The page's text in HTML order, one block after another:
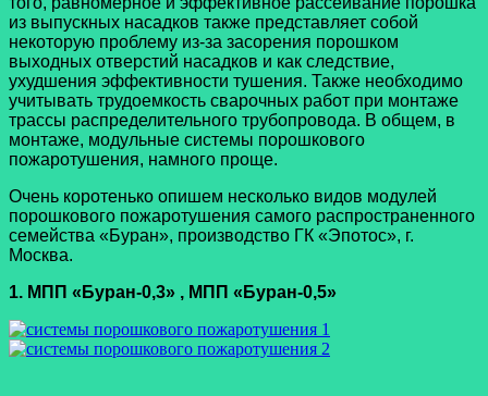
из выпускных насадков также представляет собой
некоторую проблему из-за засорения порошком
выходных отверстий насадков и как следствие,
ухудшения эффективности тушения. Также необходимо
учитывать трудоемкость сварочных работ при монтаже
трассы распределительного трубопровода. В общем, в
монтаже, модульные системы порошкового
пожаротушения, намного проще.
Очень коротенько опишем несколько видов модулей
порошкового пожаротушения самого распространенного
семейства «Буран», производство ГК «Эпотос», г.
Москва.
1. МПП «Буран-0,3» , МПП «Буран-0,5»